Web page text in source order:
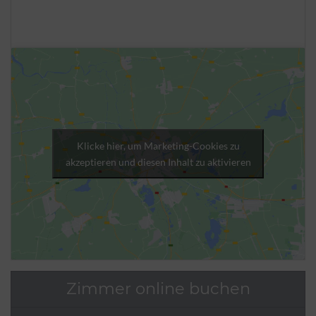
Klicke hier, um Marketing-Cookies zu
akzeptieren und diesen Inhalt zu aktivieren
Zimmer online buchen